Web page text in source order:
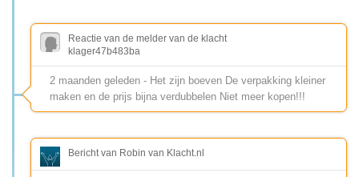
Reactie van de melder van de klacht
klager47b483ba
2 maanden geleden - Het zijn boeven De verpakking kleiner
maken en de prijs bijna verdubbelen Niet meer kopen!!!
Bericht van Robin van Klacht.nl